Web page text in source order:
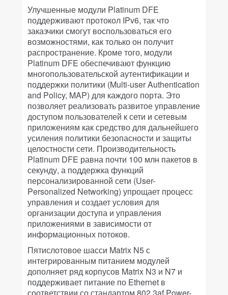
Улучшенные модули Platinum DFE
поддерживают протокол IPv6, так что
заказчики смогут воспользоваться его
возможностями, как только он получит
распространение. Кроме того, модули
Platinum DFE обеспечивают функцию
многопользовательской аутентификации и
поддержки политики (Multi-user Authentication
and Policy, MAP) для каждого порта. Это
позволяет реализовать развитое управление
доступом пользователей к сети и сетевым
приложениям как средство для дальнейшего
усиления политики безопасности и защиты
целостности сети. Производительность
Platinum DFE равна почти 100 млн пакетов в
секунду, а поддержка функций
персонализированной сети (User-
Personalized Networking) упрощает процесс
управления и создает условия для
организации доступа и управления
приложениями в зависимости от
информационных потоков.
Пятислотовое шасси Matrix N5 с
интегрированным питанием модулей
дополняет ряд корпусов Matrix N3 и N7 и
поддерживает питание по Ethernet в